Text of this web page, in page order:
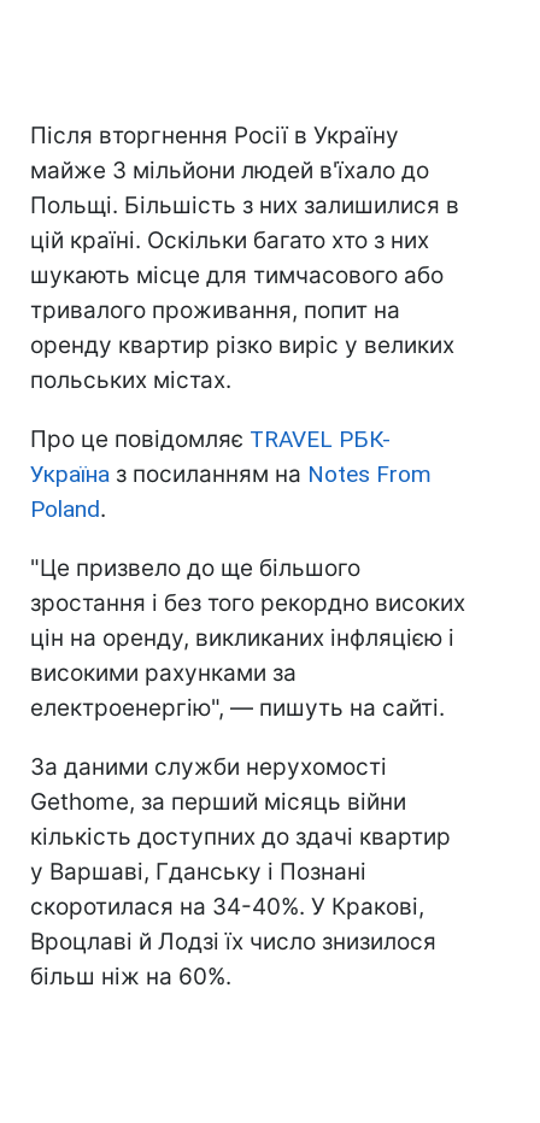
Після вторгнення Росії в Україну
майже 3 мільйони людей в'їхало до
Польщі. Більшість з них залишилися в
цій країні. Оскільки багато хто з них
шукають місце для тимчасового або
тривалого проживання, попит на
оренду квартир різко виріс у великих
польських містах.
Про це повідомляє TRAVEL РБК-
Україна з посиланням на Notes From
Poland.
"Це призвело до ще більшого
зростання і без того рекордно високих
цін на оренду, викликаних інфляцією і
високими рахунками за
електроенергію", — пишуть на сайті.
За даними служби нерухомості
Gethome, за перший місяць війни
кількість доступних до здачі квартир
у Варшаві, Гданську і Познані
скоротилася на 34-40%. У Кракові,
Вроцлаві й Лодзі їх число знизилося
більш ніж на 60%.